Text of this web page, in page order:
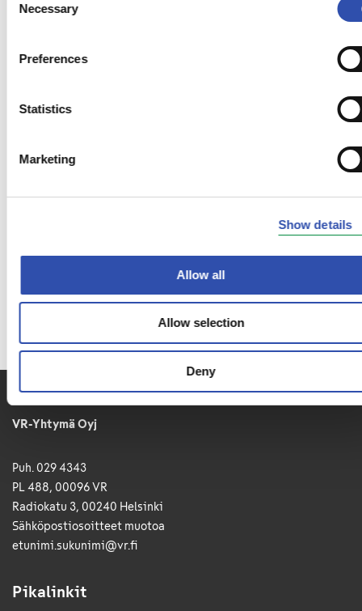
Selection
Necessary
Preferences
Statistics
Marketing
Show details
Allow all
Allow selection
Deny
VR-Yhtymä Oyj
Puh. 029 4343
PL 488, 00096 VR
Radiokatu 3, 00240 Helsinki
Sähkö­posti­osoitteet muotoa
etunimi.sukunimi@vr.fi
Pikalinkit